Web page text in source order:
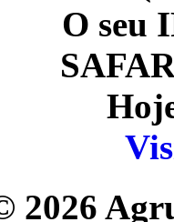
O seu
2026